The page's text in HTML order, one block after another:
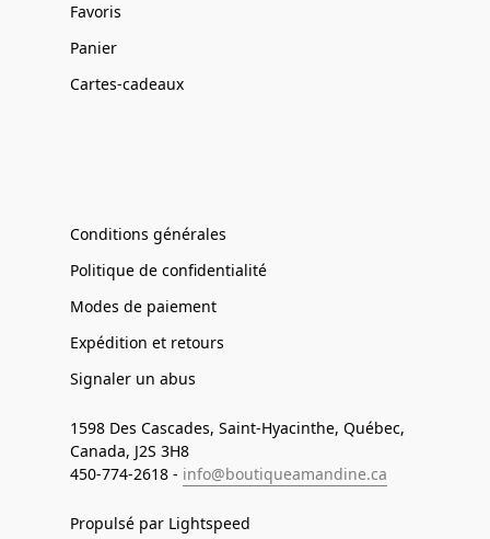
Favoris
Panier
Cartes-cadeaux
Conditions générales
Politique de confidentialité
Modes de paiement
Expédition et retours
Signaler un abus
1598 Des Cascades, Saint-Hyacinthe, Québec,
Canada, J2S 3H8
450-774-2618 - info@boutiqueamandine.ca
Propulsé par Lightspeed